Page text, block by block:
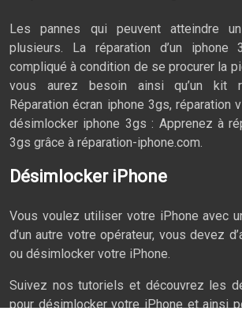
Les pannes qui peuvent atteindre
plusieurs. La réparation d’un
compliqué à condition de se procurer la
vous aurez besoin ainsi qu’un kit
Réparation écran iphone 3gs, réparation
désimlocker iphone 3gs : Apprenez à
3gs grâce à réparation-iphone.com.
Désimlocker iPhone
Vous voulez utiliser votre iPhone avec
d’un autre votre opérateur, vous devez
ou désimlocker votre iPhone.
Suivez nos tutoriels et découvrez les
pour désimlocker votre iPhone et ainsi